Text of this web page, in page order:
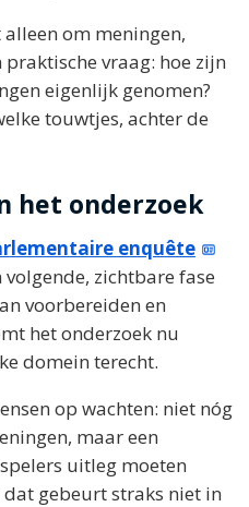
om meningen,
vraag: hoe zijn
eigenlijk genomen?
touwtjes, achter de
het onderzoek
enquête
zichtbare fase
voorbereiden en
het onderzoek nu
domein terecht.
op wachten: niet nóg
maar een
uitleg moeten
dat gebeurt straks niet in